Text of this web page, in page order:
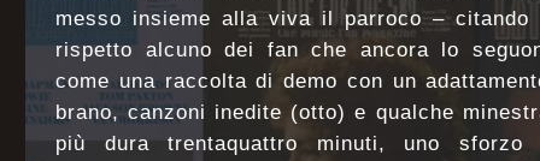
messo insieme alla viva il parroco –
rispetto alcuno dei fan che ancora lo
come una raccolta di demo con un
brano, canzoni inedite (otto) e qualche
più dura trentaquattro minuti, uno sforzo